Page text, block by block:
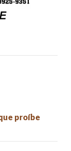
proíbe